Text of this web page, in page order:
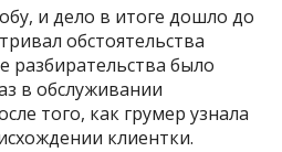
и дело в итоге дошло до
обстоятельства
разбирательства было
в обслуживании
того, как грумер узнала
клиентки.